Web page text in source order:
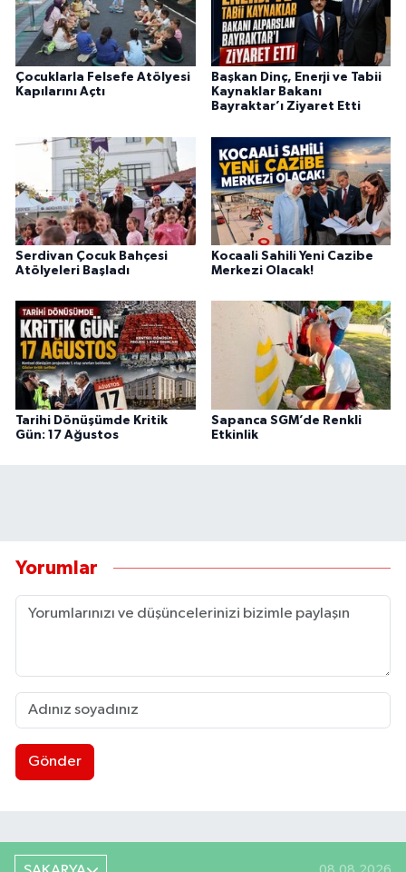
Çocuklarla Felsefe Atölyesi
Kapılarını Açtı
Başkan Dinç, Enerji ve Tabii
Kaynaklar Bakanı
Bayraktar’ı Ziyaret Etti
Serdivan Çocuk Bahçesi
Atölyeleri Başladı
Kocaali Sahili Yeni Cazibe
Merkezi Olacak!
Tarihi Dönüşümde Kritik
Gün: 17 Ağustos
Sapanca SGM’de Renkli
Etkinlik
Yorumlar
Gönder